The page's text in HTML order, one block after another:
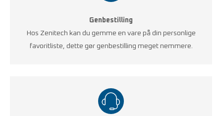
Genbestilling
Hos Zenitech kan du gemme en vare på din personlige
favoritliste, dette gør genbestilling meget nemmere.